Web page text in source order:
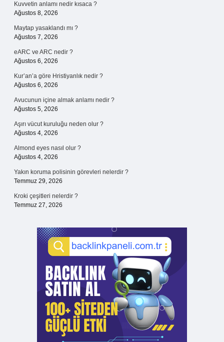
Kuvvetin anlamı nedir kısaca ?
Ağustos 8, 2026
Maytap yasaklandı mı ?
Ağustos 7, 2026
eARC ve ARC nedir ?
Ağustos 6, 2026
Kur’an’a göre Hristiyanlık nedir ?
Ağustos 6, 2026
Avucunun içine almak anlamı nedir ?
Ağustos 5, 2026
Aşırı vücut kuruluğu neden olur ?
Ağustos 4, 2026
Almond eyes nasıl olur ?
Ağustos 4, 2026
Yakın koruma polisinin görevleri nelerdir ?
Temmuz 29, 2026
Kroki çeşitleri nelerdir ?
Temmuz 27, 2026